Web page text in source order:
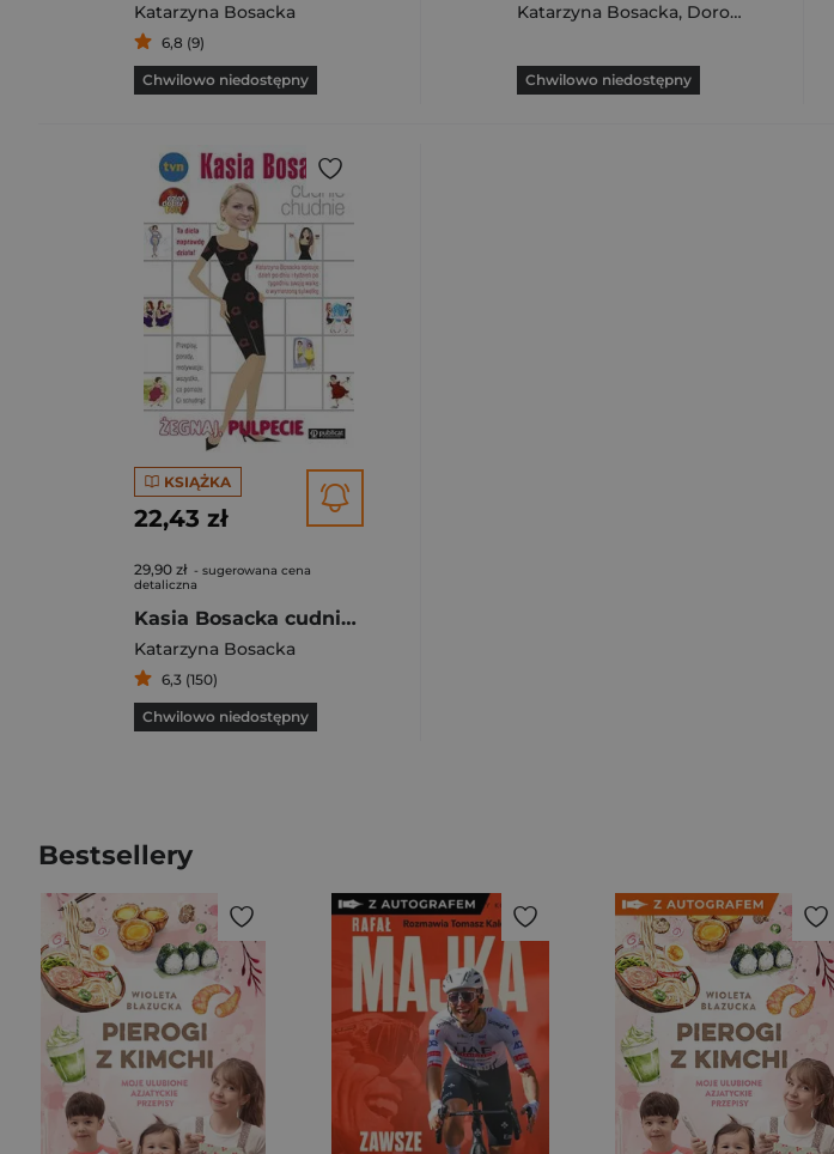
Katarzyna Bosacka
6,8 (9)
Chwilowo niedostępny
Katarzyna Bosacka, Dorota Frontczak
Chwilowo niedostępny
KSIĄŻKA
22,43 zł
29,90 zł - sugerowana cena
detaliczna
Kasia Bosacka cudnie chudnie Żegnaj pulpecie
Katarzyna Bosacka
6,3 (150)
Chwilowo niedostępny
Bestsellery